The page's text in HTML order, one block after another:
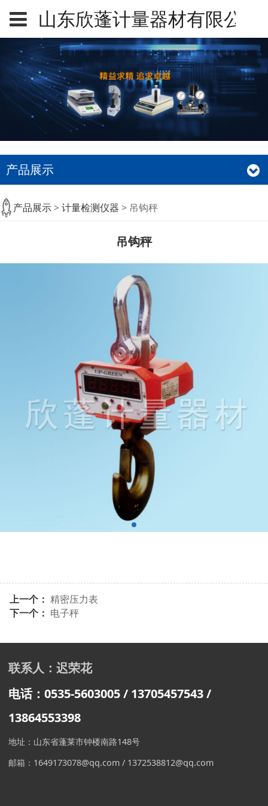
山东欣蓬计量器材有限公司
产品展示
吊钩秤
产品展示> 计量检测仪器 > 吊钩秤
吊钩秤
上一个： 精密压力表
下一个： 电子秤
联系人：迟荣花
电话：0535-5603005 / 13705457543/
13864553398
地址：山东省蓬莱市钟楼南路148号
邮箱：1649173078@qq.com / 1372538812@qq.com